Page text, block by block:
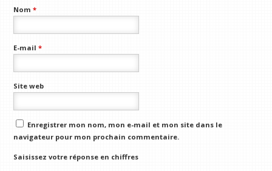
Nom*
E-mail*
Site web
Enregistrer mon nom, mon e-mail et mon site dans le
navigateur pour mon prochain commentaire.
Saisissez votre réponse en chiffres